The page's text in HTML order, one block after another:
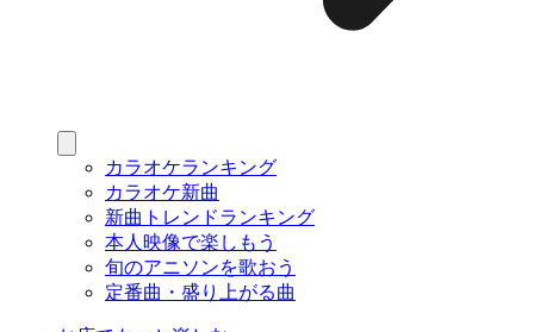
カラオケランキング
カラオケ新曲
新曲トレンドランキング
本人映像で楽しもう
旬のアニソンを歌おう
定番曲・盛り上がる曲